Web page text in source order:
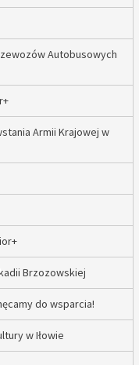
Autobusowych
Armii Krajowej w
Brzozowskiej
do wsparcia!
w Iłowie